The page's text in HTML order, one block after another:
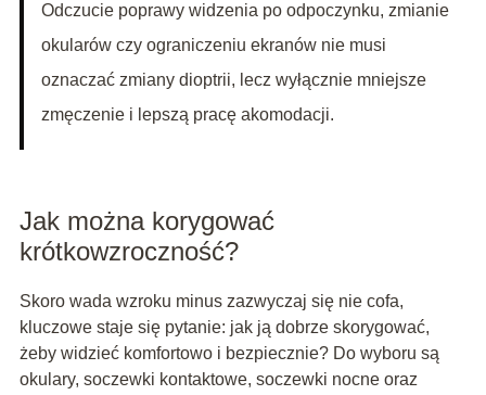
Odczucie poprawy widzenia po odpoczynku, zmianie
okularów czy ograniczeniu ekranów nie musi
oznaczać zmiany dioptrii, lecz wyłącznie mniejsze
zmęczenie i lepszą pracę akomodacji.
Jak można korygować
krótkowzroczność?
Skoro wada wzroku minus zazwyczaj się nie cofa,
kluczowe staje się pytanie: jak ją dobrze skorygować,
żeby widzieć komfortowo i bezpiecznie? Do wyboru są
okulary, soczewki kontaktowe, soczewki nocne oraz